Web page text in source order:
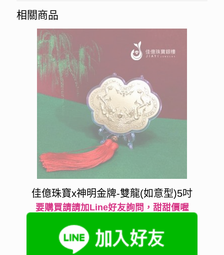
相關商品
佳億珠寶x神明金牌-雙龍(如意型)5吋
要購買請請加Line好友詢問，甜甜價喔